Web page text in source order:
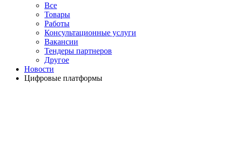
Все
Товары
Работы
Консультационные услуги
Вакансии
Тендеры партнеров
Другое
Новости
Цифровые платформы